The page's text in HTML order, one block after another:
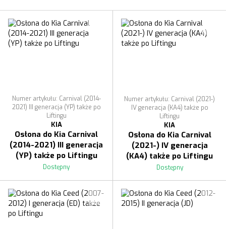
Numer artykułu: Carnival (2014-
2021) III generacja (YP) także po
Liftingu
KIA
Osłona do Kia Carnival
(2014-2021) III generacja
(YP) także po Liftingu
Dostępny
Numer artykułu: Carnival (2021-)
IV generacja (KA4) także po
Liftingu
KIA
Osłona do Kia Carnival
(2021-) IV generacja
(KA4) także po Liftingu
Dostępny